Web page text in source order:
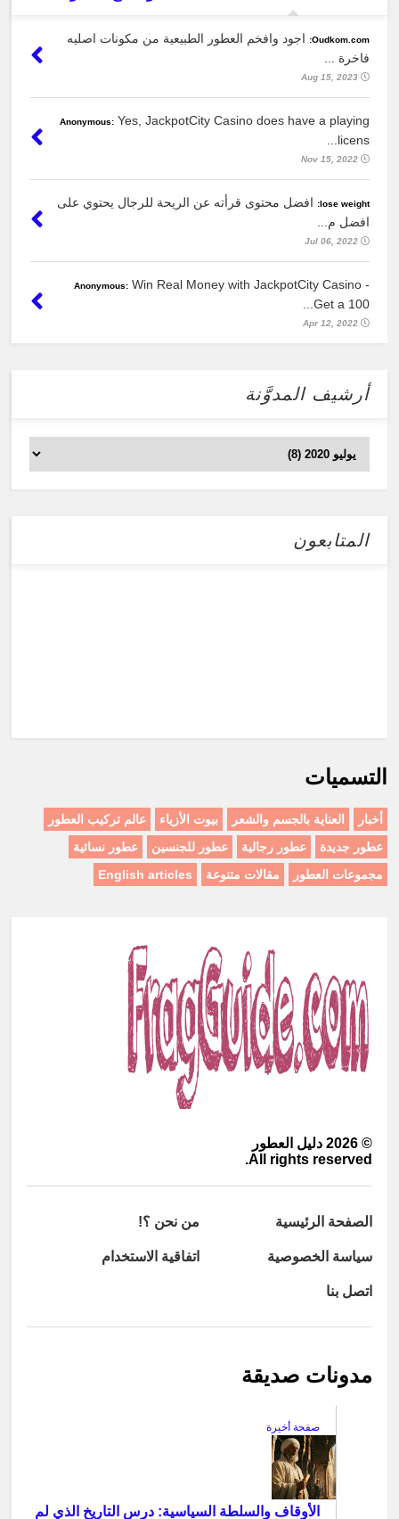
Oudkom.com:
اجود وافخم العطور الطبيعية من مكونات اصليه
فاخرة ...
Aug 15, 2023
Anonymous: Yes, JackpotCity Casino does have a playing
licens...
Nov 15, 2022
lose weight:
افضل محتوى قرأته عن الريحة للرجال يحتوي على
افضل م...
Jul 06, 2022
Anonymous: Win Real Money with JackpotCity Casino -
Get a 100...
Apr 12, 2022
أرشيف المدوَّنة
المتابعون
التسميات
أخبار العناية بالجسم والشعر بيوت الأزياء
عالم تركيب العطور
عطور جديدة
عطور رجالية عطور للجنسين
عطور نسائية
مجموعات العطور
مقالات متنوعة English articles
©
2026 دليل العطور
All rights reserved.
الصفحة الرئيسية من نحن ؟!
سياسة الخصوصية اتفاقية الاستخدام
اتصل بنا
مدونات صديقة
صفحة أخيرة
الأوقاف والسلطة السياسية: درس التاريخ الذي لم